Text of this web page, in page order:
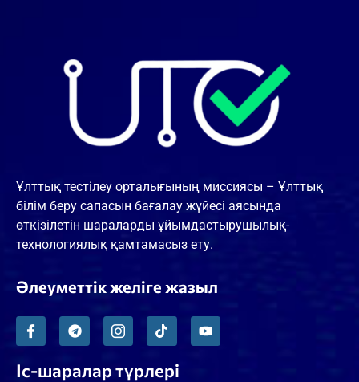
Ұлттық тестілеу орталығының миссиясы – Ұлттық
білім беру сапасын бағалау жүйесі аясында
өткізілетін шараларды ұйымдастырушылық-
технологиялық қамтамасыз ету.
Әлеуметтік желіге жазыл
Іс-шаралар түрлері